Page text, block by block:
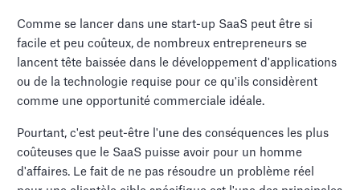
Comme se lancer dans une start-up SaaS peut être si
facile et peu coûteux, de nombreux entrepreneurs se
lancent tête baissée dans le développement d'applications
ou de la technologie requise pour ce qu'ils considèrent
comme une opportunité commerciale idéale.
Pourtant, c'est peut-être l'une des conséquences les plus
coûteuses que le SaaS puisse avoir pour un homme
d'affaires. Le fait de ne pas résoudre un problème réel